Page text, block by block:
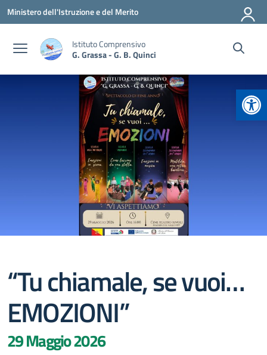
Vai ai contenuti
Vai al menu di navigazione
Vai al footer
Ministero dell'Istruzione e del Merito
Istituto Comprensivo
G. Grassa - G. B. Quinci
“Tu chiamale, se vuoi…
EMOZIONI”
29 Maggio 2026